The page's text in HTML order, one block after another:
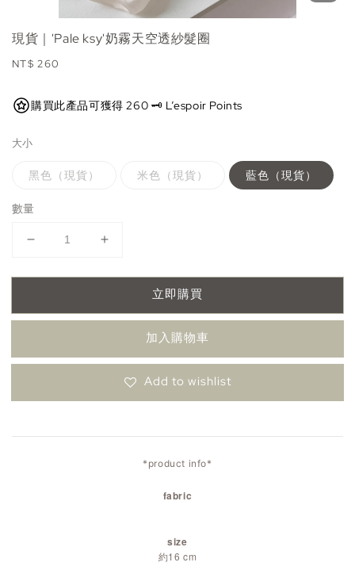
現貨｜'Pale ksy'奶霧天空透紗髮圈
Regular
NT$ 260
購買此產品可獲得 260 🗝️ L’espoir Points
大小
黑色（現貨） 米色（現貨） 藍色（現貨）
數量
立即購買
加入購物車
Add to wishlist
*product info*
fabric
size
約16 cm